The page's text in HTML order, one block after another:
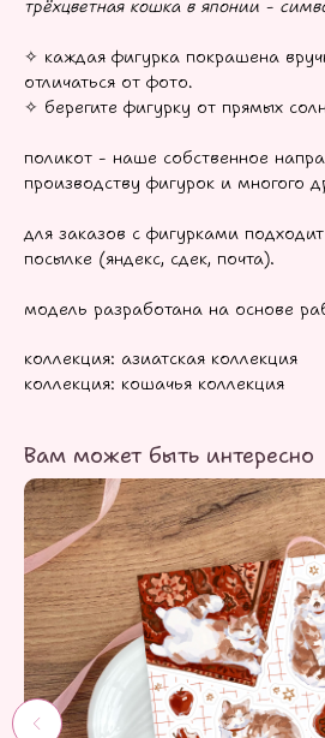
трёхцветная кошка в японии -
✧ каждая фигурка покрашена
отличаться от фото.
✧ берегите фигурку от прямых
поликот - наше собственное
производству фигурок и многого
для заказов с фигурками
посылке (яндекс, сдек, почта).
модель разработана на основе
коллекция: азиатская коллекция
коллекция: кошачья коллекция
Вам может быть интересно